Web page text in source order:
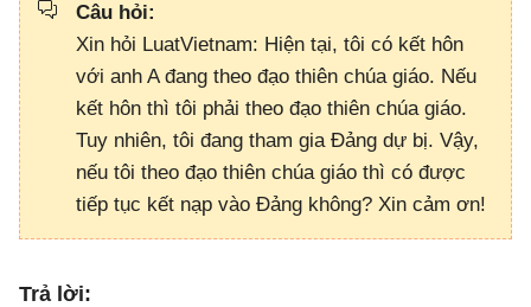
Câu hỏi:
Xin hỏi LuatVietnam: Hiện tại, tôi có kết hôn
với anh A đang theo đạo thiên chúa giáo. Nếu
kết hôn thì tôi phải theo đạo thiên chúa giáo.
Tuy nhiên, tôi đang tham gia Đảng dự bị. Vậy,
nếu tôi theo đạo thiên chúa giáo thì có được
tiếp tục kết nạp vào Đảng không? Xin cảm ơn!
Trả lời: